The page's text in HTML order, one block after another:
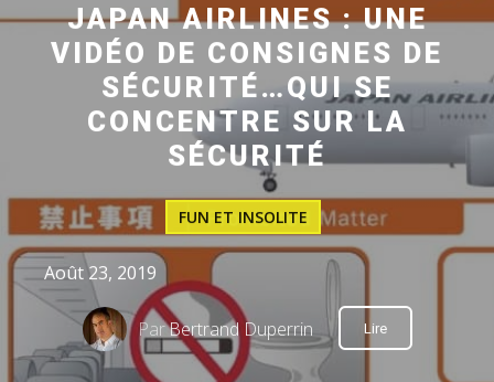
JAPAN AIRLINES : UNE
VIDÉO DE CONSIGNES DE
SÉCURITÉ…QUI SE
CONCENTRE SUR LA
SÉCURITÉ
FUN ET INSOLITE
Août 23, 2019
ParBertrand Duperrin Lire